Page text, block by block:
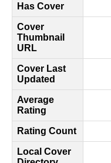
Has Cover
Cover
Thumbnail
URL
Cover Last
Updated
Average
Rating
Rating Count
Local Cover